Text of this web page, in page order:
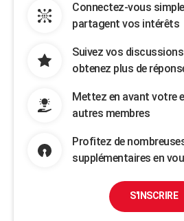
Connectez-vous
partagent vos intérêts
Suivez vos
obtenez plus de
Mettez en avant votre
autres membres
Profitez de
supplémentaires en
S'INSCRIRE